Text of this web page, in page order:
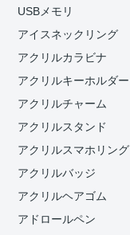
USBメモリ
アイスネックリング
アクリルカラビナ
アクリルキーホルダー
アクリルチャーム
アクリルスタンド
アクリルスマホリング
アクリルバッジ
アクリルヘアゴム
アドロールペン